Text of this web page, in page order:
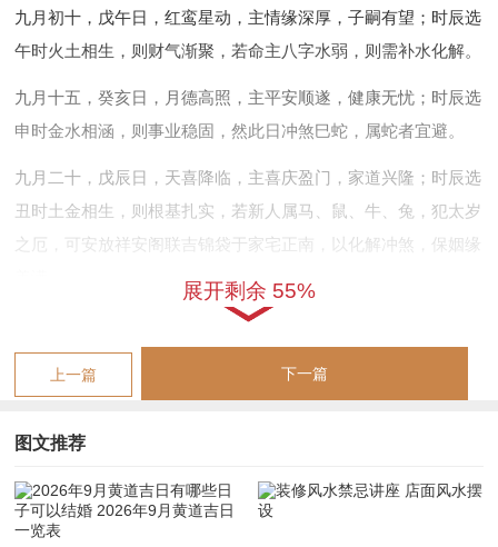
九月初十，戊午日，红鸾星动，主情缘深厚，子嗣有望；时辰选
午时火土相生，则财气渐聚，若命主八字水弱，则需补水化解。
九月十五，癸亥日，月德高照，主平安顺遂，健康无忧；时辰选
申时金水相涵，则事业稳固，然此日冲煞巳蛇，属蛇者宜避。
九月二十，戊辰日，天喜降临，主喜庆盈门，家道兴隆；时辰选
丑时土金相生，则根基扎实，若新人属马、鼠、牛、兔，犯太岁
之厄，可安放祥安阁联吉锦袋于家宅正南，以化解冲煞，保姻缘
九月廿五，癸酉日，吉神汇聚，主福泽绵长，万事如意；时辰选
子时水气充盈，则情感滋润，然需注意当地气候，九月多燥，若
择日注意事项与方位调和
择吉日需结合个人八字，若命主日柱为火，则选水日以调候；若
日柱为金，则选土日以生扶。尤须留意当地气候，九月秋高气
展开剩余 55%
上一篇 下一篇
图文推荐